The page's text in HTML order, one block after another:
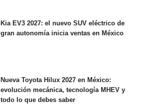
Kia EV3 2027: el nuevo SUV eléctrico de
gran autonomía inicia ventas en México
Nueva Toyota Hilux 2027 en México:
evolución mecánica, tecnología MHEV y
todo lo que debes saber